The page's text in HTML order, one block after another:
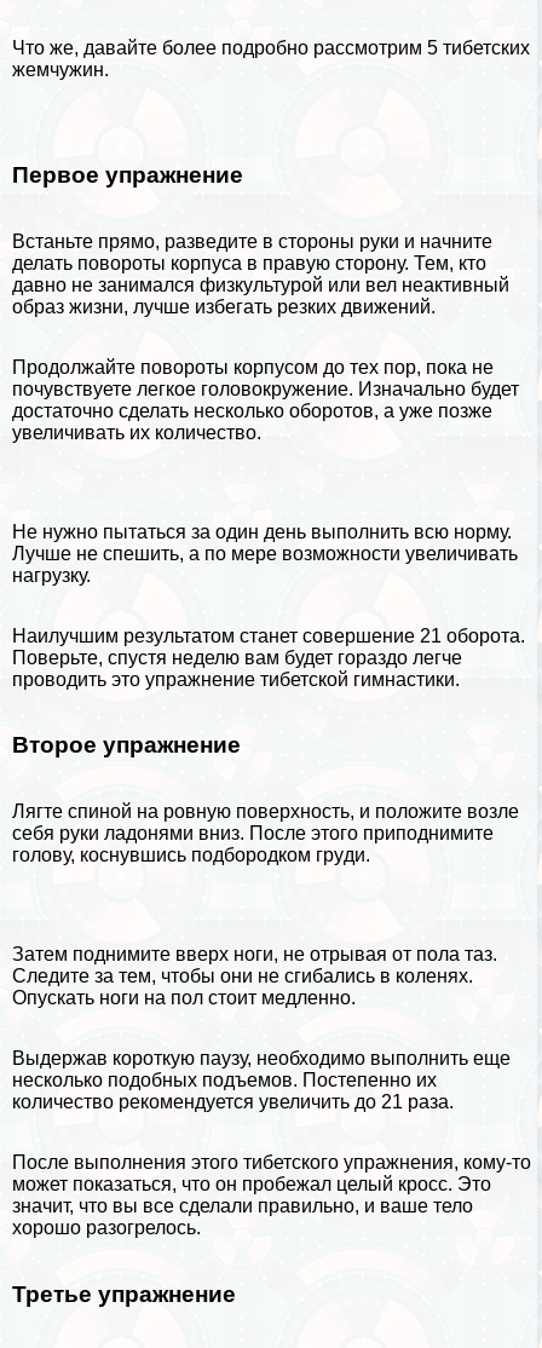
Что же, давайте более подробно рассмотрим 5 тибетских
жемчужин.
Первое упражнение
Встаньте прямо, разведите в стороны руки и начните
делать повороты корпуса в правую сторону. Тем, кто
давно не занимался физкультурой или вел неактивный
образ жизни, лучше избегать резких движений.
Продолжайте повороты корпусом до тех пор, пока не
почувствуете легкое головокружение. Изначально будет
достаточно сделать несколько оборотов, а уже позже
увеличивать их количество.
Не нужно пытаться за один день выполнить всю норму.
Лучше не спешить, а по мере возможности увеличивать
нагрузку.
Наилучшим результатом станет совершение 21 оборота.
Поверьте, спустя неделю вам будет гораздо легче
проводить это упражнение тибетской гимнастики.
Второе упражнение
Лягте спиной на ровную поверхность, и положите возле
себя руки ладонями вниз. После этого приподнимите
голову, коснувшись подбородком гpyди.
Затем поднимите вверх ноги, не отрывая от пола таз.
Следите за тем, чтобы они не сгибались в коленях.
Опускать ноги на пол стоит медленно.
Выдержав короткую паузу, необходимо выполнить еще
несколько подобных подъемов. Постепенно их
количество рекомендуется увеличить до 21 раза.
После выполнения этого тибетского упражнения, кому-то
может показаться, что он пробежал целый кросс. Это
значит, что вы все сделали правильно, и ваше тело
хорошо разогрелось.
Третье упражнение